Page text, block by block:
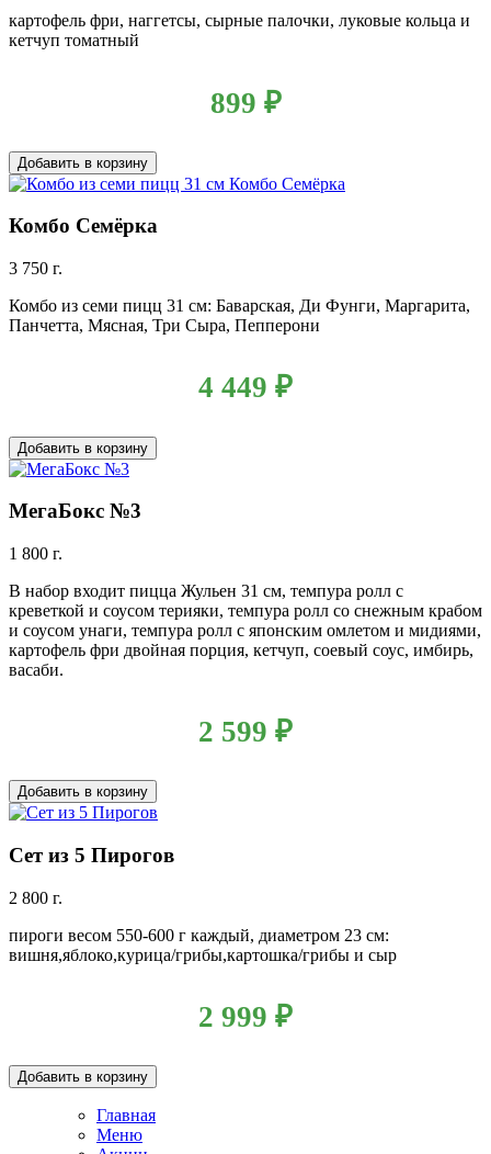
картофель фри, наггетсы, сырные палочки, луковые кольца и
кетчуп томатный
899 ₽
Добавить в корзину
Комбо Семёрка
3 750 г.
Комбо из семи пицц 31 см: Баварская, Ди Фунги, Маргарита,
Панчетта, Мясная, Три Сыра, Пепперони
4 449 ₽
Добавить в корзину
МегаБокс №3
1 800 г.
В набор входит пицца Жульен 31 см, темпура ролл с
креветкой и соусом терияки, темпура ролл со снежным крабом
и соусом унаги, темпура ролл с японским омлетом и мидиями,
картофель фри двойная порция, кетчуп, соевый соус, имбирь,
васаби.
2 599 ₽
Добавить в корзину
Сет из 5 Пирогов
2 800 г.
пироги весом 550-600 г каждый, диаметром 23 см:
вишня,яблоко,курица/грибы,картошка/грибы и сыр
2 999 ₽
Добавить в корзину
Главная
Меню